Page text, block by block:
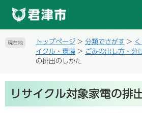
す
し
現在地 トップページ > 分類でさがす >
イクル・環境 > ごみの出し方・分
の排出のしかた
リサイクル対象家電の排